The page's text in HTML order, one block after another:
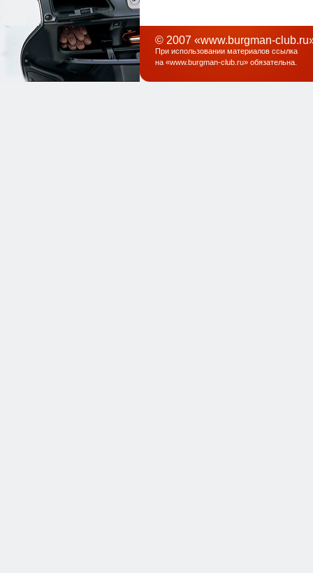
© 2007 «www.burgman-
При использовании материалов ссылка
на «www.burgman-club.ru» обязательна